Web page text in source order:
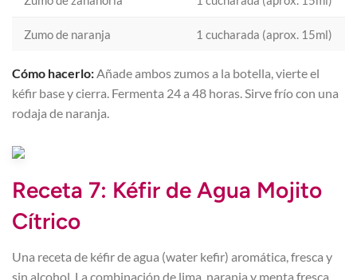
Zumo de naranja 1 cucharada (aprox. 15ml)
Cómo hacerlo: Añade ambos zumos a la botella, vierte el
kéfir base y cierra. Fermenta 24 a 48 horas. Sirve frío con una
rodaja de naranja.
Receta 7: Kéfir de Agua Mojito
Cítrico
Una receta de kéfir de agua (water kefir) aromática, fresca y
sin alcohol. La combinación de lima, naranja y menta fresca